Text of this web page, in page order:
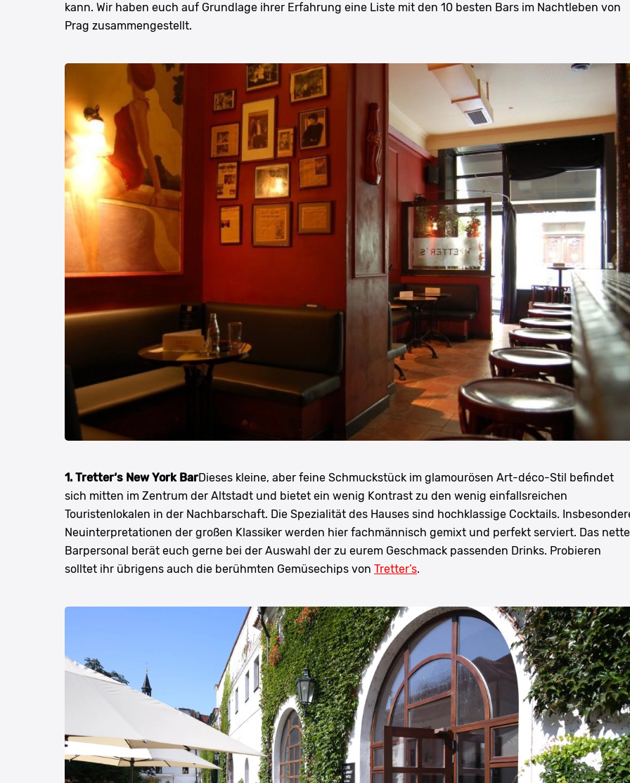
kann. Wir haben euch auf Grundlage ihrer Erfahrung eine Liste mit den 10 besten Bars im Nachtleben von
Prag zusammengestellt.
1. Tretter‘s New York BarDieses kleine, aber feine Schmuckstück im glamourösen Art-déco-Stil befindet
sich mitten im Zentrum der Altstadt und bietet ein wenig Kontrast zu den wenig einfallsreichen
Touristenlokalen in der Nachbarschaft. Die Spezialität des Hauses sind hochklassige Cocktails.
Neuinterpretationen der großen Klassiker werden hier fachmännisch gemixt und perfekt serviert. Das nette
Barpersonal berät euch gerne bei der Auswahl der zu eurem Geschmack passenden Drinks. Probieren
solltet ihr übrigens auch die berühmten Gemüsechips von Tretter’s.